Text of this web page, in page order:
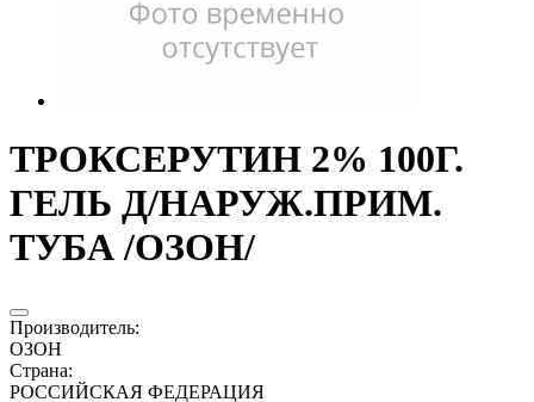
ТРОКСЕРУТИН 2% 100Г.
ГЕЛЬ Д/НАРУЖ.ПРИМ.
ТУБА /ОЗОН/
Производитель:
ОЗОН
Страна:
РОССИЙСКАЯ ФЕДЕРАЦИЯ